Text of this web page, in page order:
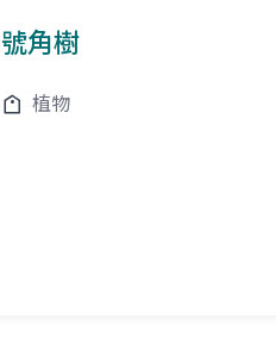
號角樹
植物